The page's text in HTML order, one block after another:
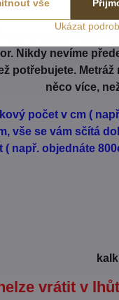
látek (
Nikdy nevíme
potřebujete.
něco více,
počet v cm (
vše se vám sčítá
( např. objednáte
vrátit v
Ukázat
vše